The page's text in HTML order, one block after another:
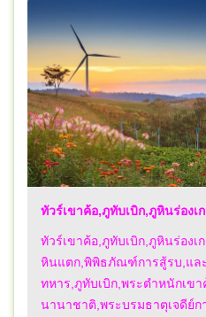
ทัวร์เขาค้อ,ภูทับเบิก,ภูหินร่องเ
ทัวร์เขาค้อ,ภูทับเบิก,ภูหินร่อง
หินแตก,พิพิธภัณฑ์การสู้รบ,และ
ทหาร,ภูทับเบิก,พระตำหนักเ
นานาชาติ,พระบรมธาตุเจดีย์